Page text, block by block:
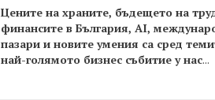
Цените на храните, бъдещето на
финансите в България, AI,
пазари и новите умения са сред
най-голямото бизнес събитие у нас...